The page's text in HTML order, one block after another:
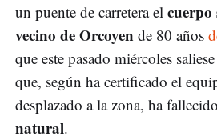
un puente de carretera el
vecino de Orcoyen de 80 años
que este pasado miércoles
que, según ha certificado el
desplazado a la zona, ha
natural.